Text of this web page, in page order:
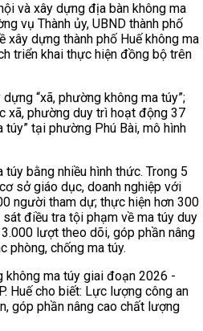
và xây dựng địa bàn không ma
vụ Thành ủy, UBND thành phố
xây dựng thành phố Huế không ma
triển khai thực hiện đồng bộ trên
“xã, phường không ma túy”;
xã, phường duy trì hoạt động 37
tại phường Phú Bài, mô hình
bằng nhiều hình thức. Trong 5
sở giáo dục, doanh nghiệp với
người tham dự; thực hiện hơn 300
điều tra tội phạm về ma túy duy
lượt theo dõi, góp phần nâng
phòng, chống ma túy.
không ma túy giai đoạn 2026 -
Huế cho biết: Lực lượng công an
góp phần nâng cao chất lượng